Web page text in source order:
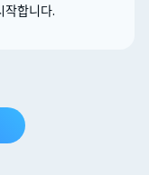
작합니다.